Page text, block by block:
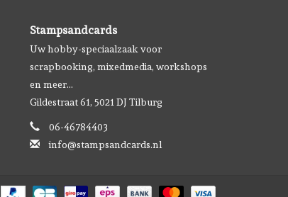
Stampsandcards
Uw hobby-speciaalzaak voor
scrapbooking, mixedmedia, workshops
en meer...
Gildestraat 61, 5021 DJ Tilburg
06-46784403
info@stampsandcards.nl